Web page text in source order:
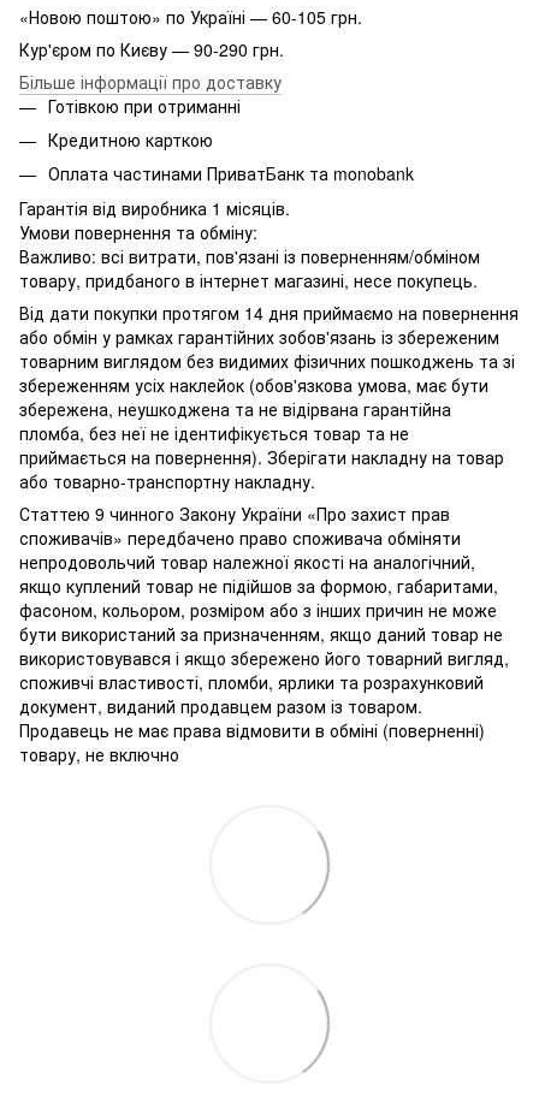
«Новою поштою» по Україні — 60-105 грн.
Кур'єром по Києву — 90-290 грн.
Більше інформації про доставку
Готівкою при отриманні
Кредитною карткою
Оплата частинами ПриватБанк та monobank
Гарантія від виробника 1 місяців.
Умови повернення та обміну:
Важливо: всі витрати, пов'язані із поверненням/обміном
товару, придбаного в інтернет магазині, несе покупець.
Від дати покупки протягом 14 дня приймаємо на повернення
або обмін у рамках гарантійних зобов'язань із збереженим
товарним виглядом без видимих ​​фізичних пошкоджень та зі
збереженням усіх наклейок (обов'язкова умова, має бути
збережена, неушкоджена та не відірвана гарантійна
пломба, без неї не ідентифікується товар та не
приймається на повернення). Зберігати накладну на товар
або товарно-транспортну накладну.
Статтею 9 чинного Закону України «Про захист прав
споживачів» передбачено право споживача обміняти
непродовольчий товар належної якості на аналогічний,
якщо куплений товар не підійшов за формою, габаритами,
фасоном, кольором, розміром або з інших причин не може
бути використаний за призначенням, якщо даний товар не
використовувався і якщо збережено його товарний вигляд,
споживчі властивості, пломби, ярлики та розрахунковий
документ, виданий продавцем разом із товаром.
Продавець не має права відмовити в обміні (поверненні)
товару, не включно